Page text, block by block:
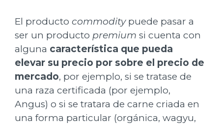
El producto commodity puede pasar a
ser un producto premium si cuenta con
alguna característica que pueda
elevar su precio por sobre el precio de
mercado, por ejemplo, si se tratase de
una raza certificada (por ejemplo,
Angus) o si se tratara de carne criada en
una forma particular (orgánica, wagyu,